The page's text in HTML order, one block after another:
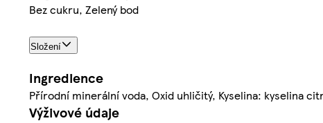
Bez cukru, Zelený bod
Složení
Ingredience
Přírodní minerální voda, Oxid uhličitý, Kyselina: kyselina
Výživové údaje